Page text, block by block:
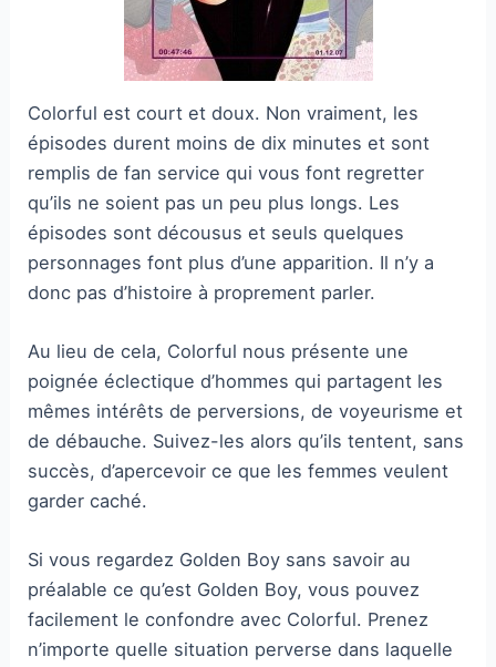
Colorful est court et doux. Non vraiment, les
épisodes durent moins de dix minutes et sont
remplis de fan service qui vous font regretter
qu’ils ne soient pas un peu plus longs. Les
épisodes sont décousus et seuls quelques
personnages font plus d’une apparition. Il n’y a
donc pas d’histoire à proprement parler.
Au lieu de cela, Colorful nous présente une
poignée éclectique d’hommes qui partagent les
mêmes intérêts de perversions, de voyeurisme et
de débauche. Suivez-les alors qu’ils tentent, sans
succès, d’apercevoir ce que les femmes veulent
garder caché.
Si vous regardez Golden Boy sans savoir au
préalable ce qu’est Golden Boy, vous pouvez
facilement le confondre avec Colorful. Prenez
n’importe quelle situation perverse dans laquelle